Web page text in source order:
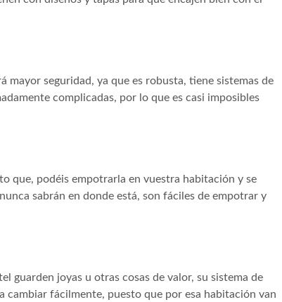
mayor seguridad, ya que es robusta, tiene sistemas de
complicadas, por lo que es casi imposibles
que, podéis empotrarla en vuestra habitación y se
sabrán en donde está, son fáciles de empotrar y
guarden joyas u otras cosas de valor, su sistema de
cambiar fácilmente, puesto que por esa habitación van